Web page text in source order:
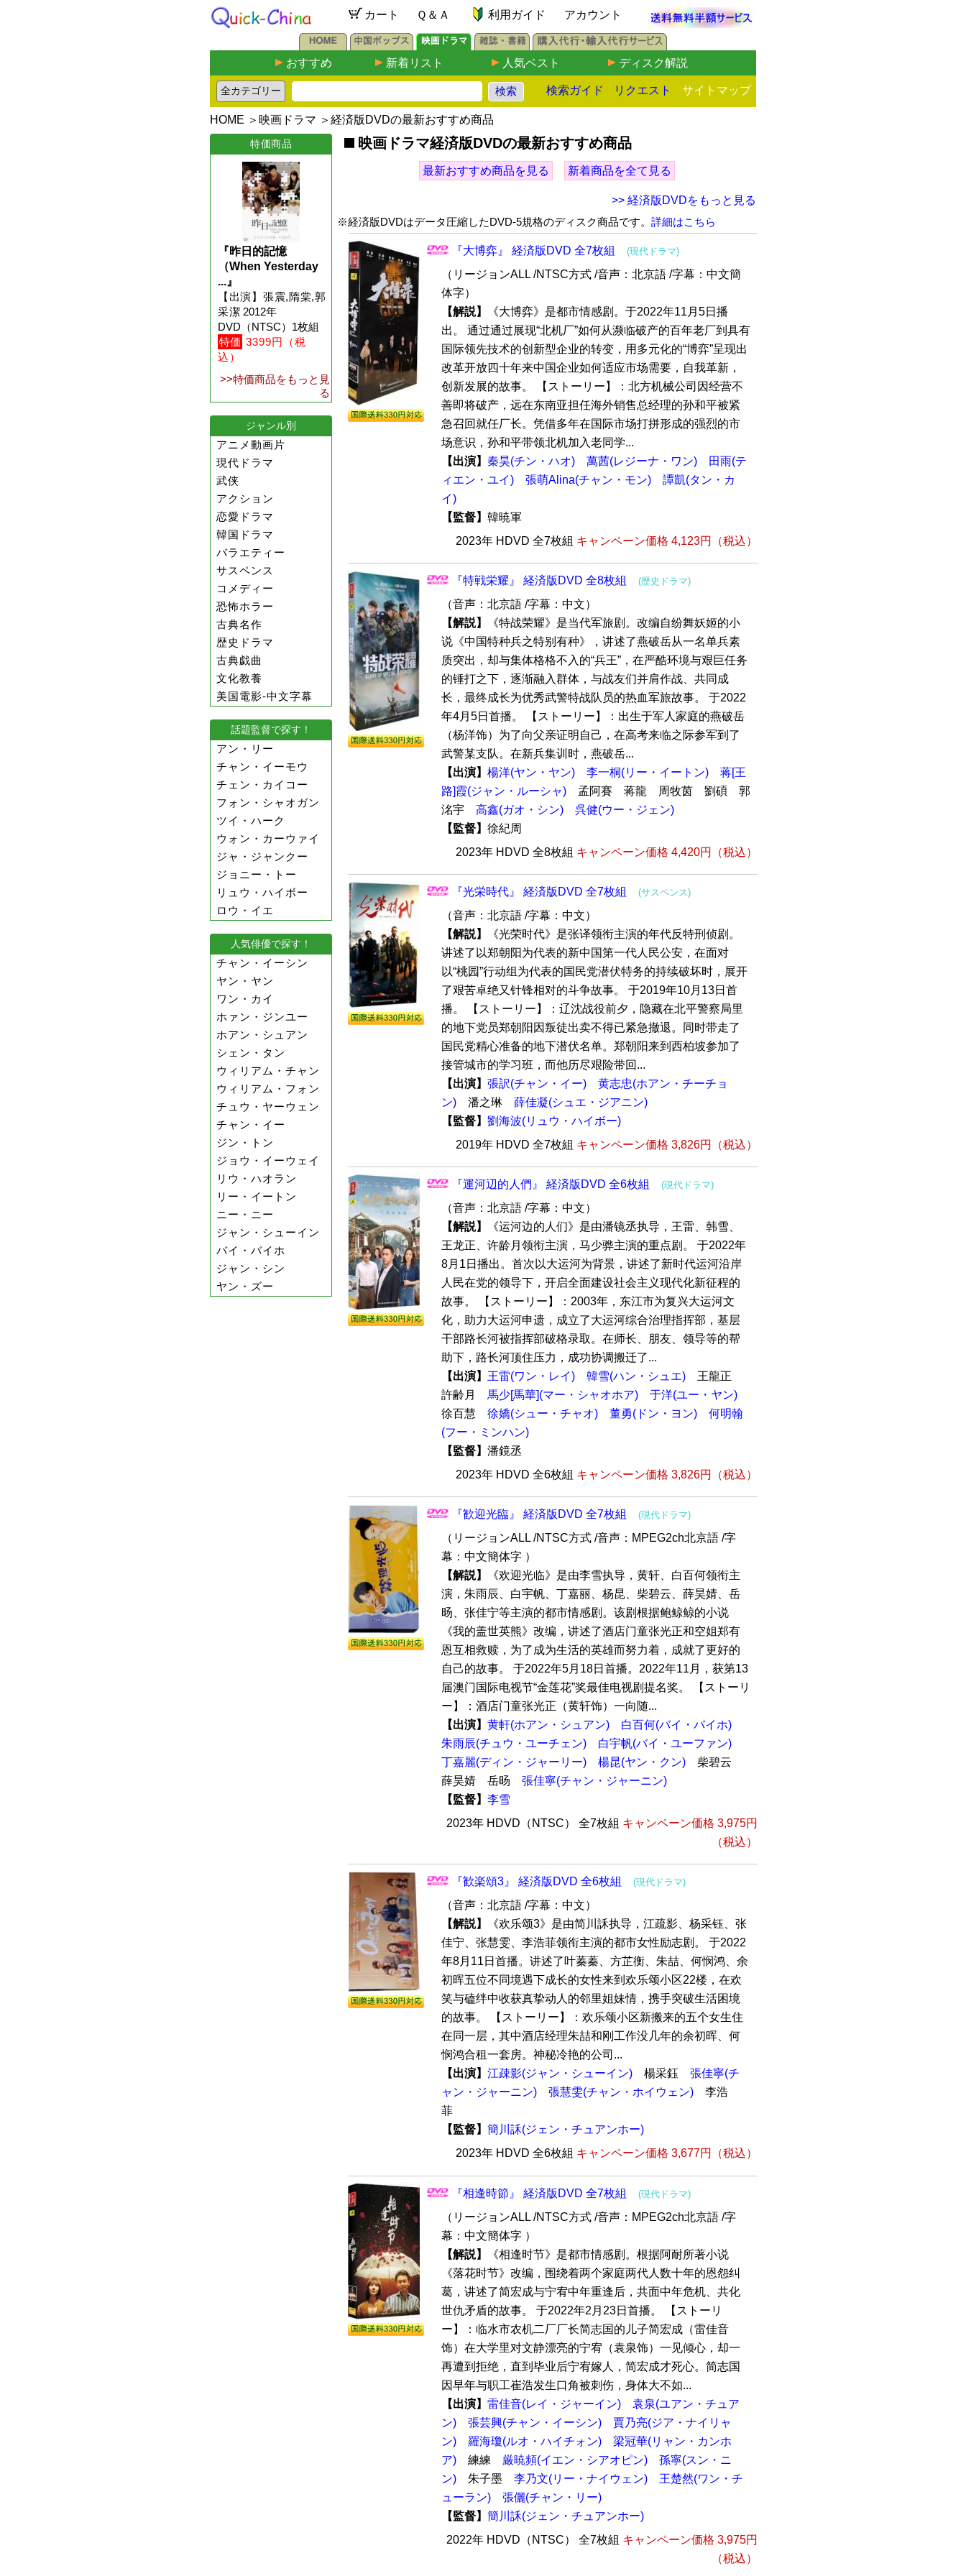
カート Ｑ＆Ａ 利用ガイド アカウント
おすすめ 新着リスト 人気ベスト ディスク解説
検索ガイド リクエスト サイトマップ
HOME ＞ 映画ドラマ ＞経済版DVDの最新おすすめ商品
特価商品
『昨日的記憶
（When Yesterday
...』
【出演】張震,隋棠,郭
采潔 2012年
DVD（NTSC）1枚組
特価 3399円（税
込）
>>特価商品をもっと見
る
ジャンル別
アニメ動画片
現代ドラマ
武侠
アクション
恋愛ドラマ
韓国ドラマ
バラエティー
サスペンス
コメディー
恐怖ホラー
古典名作
歴史ドラマ
古典戯曲
文化教養
美国電影-中文字幕
話題監督で探す！
アン・リー
チャン・イーモウ
チェン・カイコー
フォン・シャオガン
ツイ・ハーク
ウォン・カーウァイ
ジャ・ジャンクー
ジョニー・トー
リュウ・ハイボー
ロウ・イエ
人気俳優で探す！
チャン・イーシン
ヤン・ヤン
ワン・カイ
ホァン・ジンユー
ホアン・シュアン
シェン・タン
ウィリアム・チャン
ウィリアム・フォン
チュウ・ヤーウェン
チャン・イー
ジン・トン
ジョウ・イーウェイ
リウ・ハオラン
リー・イートン
ニー・ニー
ジャン・シューイン
バイ・バイホ
ジャン・シン
ヤン・ズー
映画ドラマ経済版DVDの最新おすすめ商品
最新おすすめ商品を見る 新着商品を全て見る
>> 経済版DVDをもっと見る
※経済版DVDはデータ圧縮したDVD-5規格のディスク商品です。 詳細はこちら
『大博弈』 経済版DVD 全7枚組 (現代ドラマ)
（リージョンALL /NTSC方式 /音声：北京語 /字幕：中文簡
体字）
【解説】
《大博弈》是都市情感剧。于2022年11月5日播
出。 通过通过展现“北机厂”如何从濒临破产的百年老厂到具有
国际领先技术的创新型企业的转变，用多元化的“博弈”呈现出
改革开放四十年来中国企业如何适应市场需要，自我革新，
创新发展的故事。 【ストーリー】：北方机械公司因经营不
善即将破产，远在东南亚担任海外销售总经理的孙和平被紧
急召回就任厂长。凭借多年在国际市场打拼形成的强烈的市
场意识，孙和平带领北机加入老同学...
【出演】 秦昊(チン・ハオ) 萬茜(レジーナ・ワン)
田雨(テ
ィエン・ユイ)
張萌Alina(チャン・モン)
譚凱(タン・カ
イ)
【監督】 韓暁軍
2023年 HDVD 全7枚組 キャンペーン価格 4,123円（税込）
『特戦栄耀』 経済版DVD 全8枚組 (歴史ドラマ)
（音声：北京語 /字幕：中文）
【解説】
《特战荣耀》是当代军旅剧。改编自纷舞妖姬的小
说《中国特种兵之特别有种》，讲述了燕破岳从一名单兵素
质突出，却与集体格格不入的“兵王”，在严酷环境与艰巨任务
的锤打之下，逐渐融入群体，与战友们并肩作战、共同成
长，最终成长为优秀武警特战队员的热血军旅故事。 于2022
年4月5日首播。 【ストーリー】：出生于军人家庭的燕破岳
（杨洋饰）为了向父亲证明自己，在高考来临之际参军到了
武警某支队。在新兵集训时，燕破岳...
【出演】 楊洋(ヤン・ヤン) 李一桐(リー・イートン)
蒋[王
路]霞(ジャン・ルーシャ) 孟阿賽 蒋龍 周牧茵 劉碩 郭
洺宇 高鑫(ガオ・シン)
呉健(ウー・ジェン)
【監督】 徐紀周
2023年 HDVD 全8枚組 キャンペーン価格 4,420円（税込）
『光栄時代』 経済版DVD 全7枚組 (サスペンス)
（音声：北京語 /字幕：中文）
【解説】
《光荣时代》是张译领衔主演的年代反特刑侦剧。
讲述了以郑朝阳为代表的新中国第一代人民公安，在面对
以“桃园”行动组为代表的国民党潜伏特务的持续破坏时，展开
了艰苦卓绝又针锋相对的斗争故事。 于2019年10月13日首
播。 【ストーリー】：辽沈战役前夕，隐藏在北平警察局里
的地下党员郑朝阳因叛徒出卖不得已紧急撤退。同时带走了
国民党精心准备的地下潜伏名单。郑朝阳来到西柏坡参加了
接管城市的学习班，而他历尽艰险带回...
【出演】 張訳(チャン・イー)
黄志忠(ホアン・チーチョ
ン) 潘之琳 薛佳凝(シュエ・ジアニン)
【監督】 劉海波(リュウ・ハイボー)
2019年 HDVD 全7枚組 キャンペーン価格 3,826円（税込）
『運河辺的人們』 経済版DVD 全6枚組 (現代ドラマ)
（音声：北京語 /字幕：中文）
【解説】
《运河边的人们》是由潘镜丞执导，王雷、韩雪、
王龙正、许龄月领衔主演，马少骅主演的重点剧。 于2022年
8月1日播出。首次以大运河为背景，讲述了新时代运河沿岸
人民在党的领导下，开启全面建设社会主义现代化新征程的
故事。 【ストーリー】：2003年，东江市为复兴大运河文
化，助力大运河申遗，成立了大运河综合治理指挥部，基层
干部路长河被指挥部破格录取。在师长、朋友、领导等的帮
助下，路长河顶住压力，成功协调搬迁了...
【出演】 王雷(ワン・レイ) 韓雪(ハン・シュエ) 王龍正
許齢月 馬少[馬華](マー・シャオホア)
于洋(ユー・ヤン)
徐百慧 徐嬌(シュー・チャオ) 董勇(ドン・ヨン)
何明翰
(フー・ミンハン)
【監督】 潘鏡丞
2023年 HDVD 全6枚組 キャンペーン価格 3,826円（税込）
『歓迎光臨』 経済版DVD 全7枚組 (現代ドラマ)
（リージョンALL /NTSC方式 /音声：MPEG2ch北京語 /字
幕：中文簡体字 ）
【解説】
《欢迎光临》是由李雪执导，黄轩、白百何领衔主
演，朱雨辰、白宇帆、丁嘉丽、杨昆、柴碧云、薛昊婧、岳
旸、张佳宁等主演的都市情感剧。该剧根据鲍鲸鲸的小说
《我的盖世英熊》改编，讲述了酒店门童张光正和空姐郑有
恩互相救赎，为了成为生活的英雄而努力着，成就了更好的
自己的故事。 于2022年5月18日首播。2022年11月，获第13
届澳门国际电视节“金莲花”奖最佳电视剧提名奖。 【ストーリ
ー】：酒店门童张光正（黄轩饰）一向随...
【出演】 黄軒(ホアン・シュアン)
白百何(バイ・バイホ)
朱雨辰(チュウ・ユーチェン)
白宇帆(バイ・ユーファン)
丁嘉麗(ディン・ジャーリー)
楊昆(ヤン・クン) 柴碧云
薛昊婧 岳旸 張佳寧(チャン・ジャーニン)
【監督】 李雪
2023年 HDVD（NTSC） 全7枚組 キャンペーン価格 3,975円
（税込）
『歓楽頌3』 経済版DVD 全6枚組 (現代ドラマ)
（音声：北京語 /字幕：中文）
【解説】
《欢乐颂3》是由简川訸执导，江疏影、杨采钰、张
佳宁、张慧雯、李浩菲领衔主演的都市女性励志剧。 于2022
年8月11日首播。讲述了叶蓁蓁、方芷衡、朱喆、何悯鸿、余
初晖五位不同境遇下成长的女性来到欢乐颂小区22楼，在欢
笑与磕绊中收获真挚动人的邻里姐妹情，携手突破生活困境
的故事。 【ストーリー】：欢乐颂小区新搬来的五个女生住
在同一层，其中酒店经理朱喆和刚工作没几年的余初晖、何
悯鸿合租一套房。神秘冷艳的公司...
【出演】 江疎影(ジャン・シューイン) 楊采鈺 張佳寧(チ
ャン・ジャーニン)
張慧雯(チャン・ホイウェン) 李浩
菲
【監督】 簡川訸(ジェン・チュアンホー)
2023年 HDVD 全6枚組 キャンペーン価格 3,677円（税込）
『相逢時節』 経済版DVD 全7枚組 (現代ドラマ)
（リージョンALL /NTSC方式 /音声：MPEG2ch北京語 /字
幕：中文簡体字 ）
【解説】
《相逢时节》是都市情感剧。根据阿耐所著小说
《落花时节》改编，围绕着两个家庭两代人数十年的恩怨纠
葛，讲述了简宏成与宁宥中年重逢后，共面中年危机、共化
世仇矛盾的故事。 于2022年2月23日首播。 【ストーリ
ー】：临水市农机二厂厂长简志国的儿子简宏成（雷佳音
饰）在大学里对文静漂亮的宁宥（袁泉饰）一见倾心，却一
再遭到拒绝，直到毕业后宁宥嫁人，简宏成才死心。简志国
因早年与职工崔浩发生口角被刺伤，身体大不如...
【出演】 雷佳音(レイ・ジャーイン)
袁泉(ユアン・チュア
ン)
張芸興(チャン・イーシン)
賈乃亮(ジア・ナイリャ
ン)
羅海瓊(ルオ・ハイチォン)
梁冠華(リャン・カンホ
ア) 練練 厳暁頻(イエン・シアオピン)
孫寧(スン・ニ
ン) 朱子墨 李乃文(リー・ナイウェン)
王楚然(ワン・チ
ューラン)
張儷(チャン・リー)
【監督】 簡川訸(ジェン・チュアンホー)
2022年 HDVD（NTSC） 全7枚組 キャンペーン価格 3,975円
（税込）